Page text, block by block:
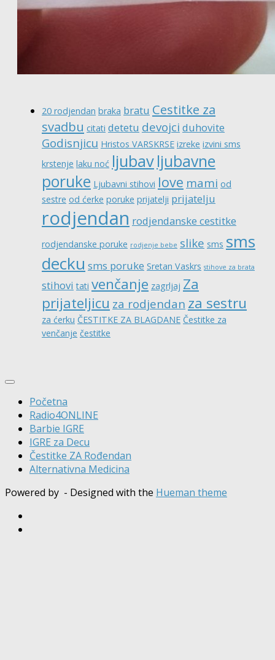
20 rodjendan braka bratu Cestitke za
svadbu citati detetu devojci duhovite
Godisnjicu Hristos VARSKRSE izreke izvini sms
krstenje laku noć ljubavljubavne
poruke Ljubavni stihovi love mami od
sestre od ćerke poruke prijatelji prijatelju
rodjendan rodjendanske cestitke
rodjendanske poruke rodjenje bebe slike sms sms
decku sms poruke Sretan Vaskrs stihove za brata
stihovi tati venčanje zagrljaj Za
prijateljicu za rodjendan za sestru
za ćerku ČESTITKE ZA BLAGDANE Čestitke za
venčanje čestitke
Početna
Radio4ONLINE
Barbie IGRE
IGRE za Decu
Čestitke ZA Rođendan
Alternativna Medicina
Powered by - Designed with the Hueman theme